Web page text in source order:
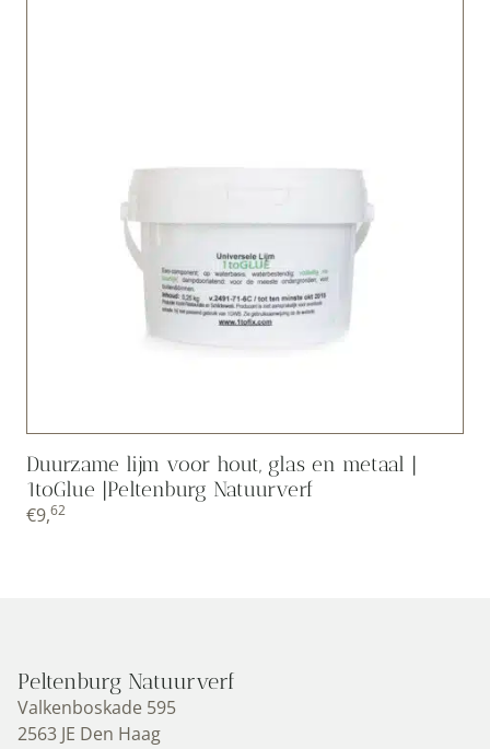
Duurzame lijm voor hout, glas en metaal |
1toGlue |Peltenburg Natuurverf
€9,62
Peltenburg Natuurverf
Valkenboskade 595
2563 JE Den Haag